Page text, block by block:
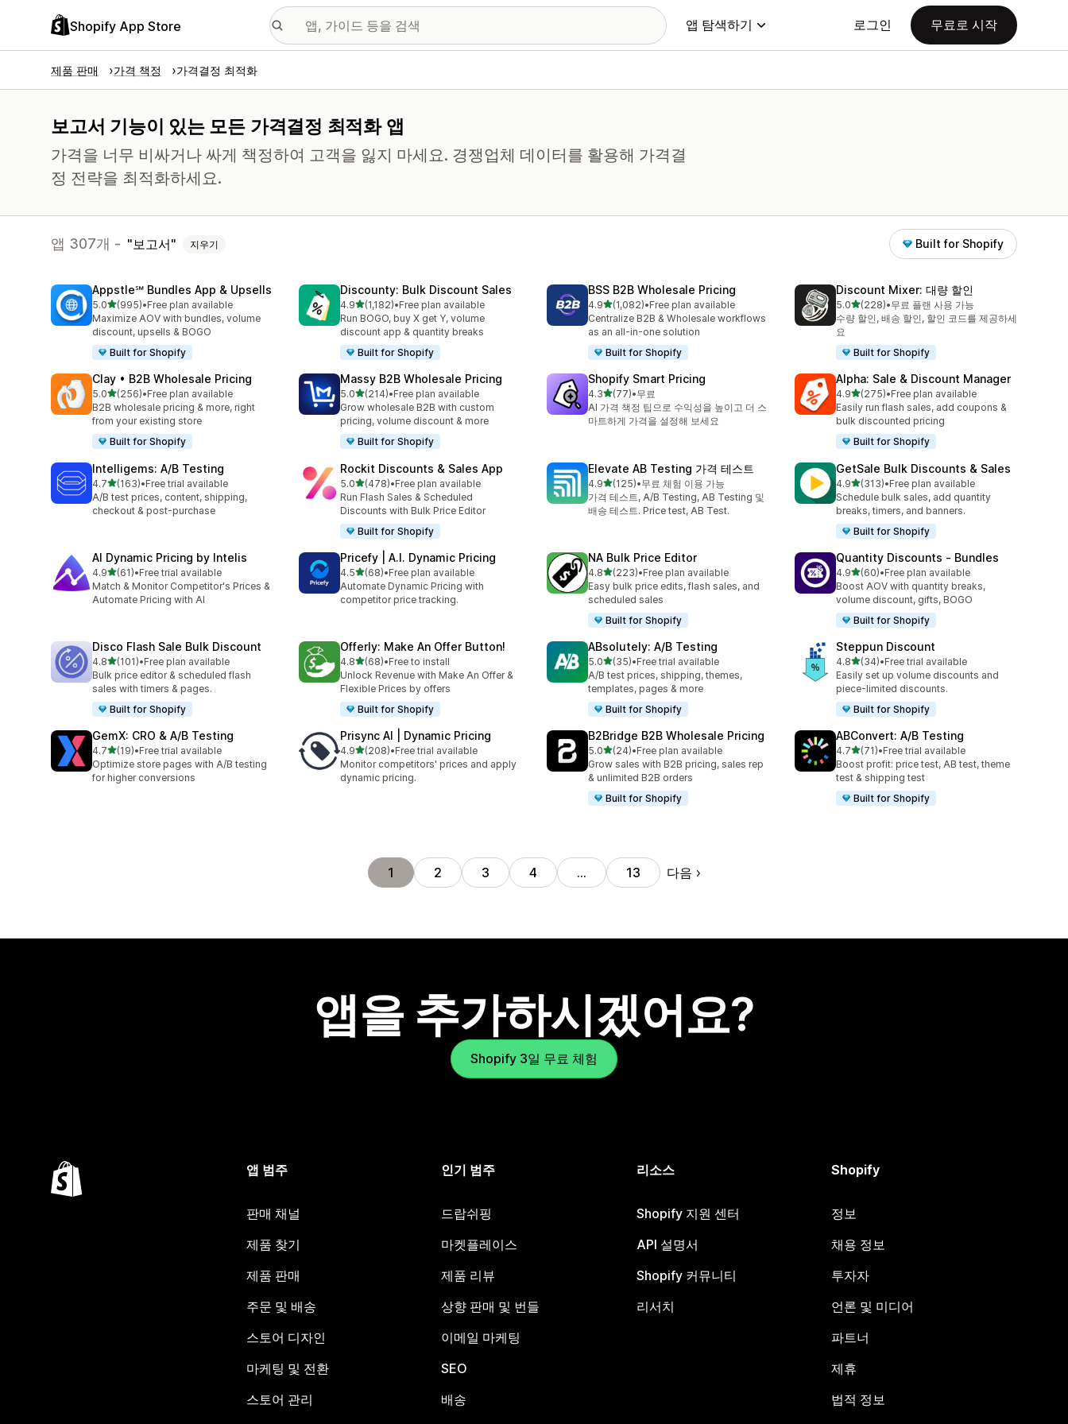
Shopify App Store 앱 탐색하기 로그인 무료로 시작
제품 판매 가격 책정 가격결정 최적화
보고서 기능이 있는 모든 가격결정 최적화 앱
가격을 너무 비싸거나 싸게 책정하여 고객을 잃지 마세요. 경쟁업체 데이터를 활용해 가격결
정 전략을 최적화하세요.
앱 307개 - 보고서 지우기 Built for Shopify
Appstle℠ Bundles App & Upsells
5.0별 5개 중
(995)
총 리뷰 995개
•Free plan available
Maximize AOV with bundles, volume
discount, upsells & BOGO
Built for Shopify
Discounty: Bulk Discount Sales
4.9별 5개 중
(1,182)
총 리뷰 1182개
•Free plan available
Run BOGO, buy X get Y, volume
discount app & quantity breaks
Built for Shopify
BSS B2B Wholesale Pricing
4.9별 5개 중
(1,082)
총 리뷰 1082개
•Free plan available
Centralize B2B & Wholesale workflows
as an all-in-one solution
Built for Shopify
Discount Mixer: 대량 할인
5.0별 5개 중
(228)
총 리뷰 228개
•무료 플랜 사용 가능
수량 할인, 배송 할인, 할인 코드를 제공하세
요
Built for Shopify
Clay • B2B Wholesale Pricing
5.0별 5개 중
(256)
총 리뷰 256개
•Free plan available
B2B wholesale pricing & more, right
from your existing store
Built for Shopify
Massy B2B Wholesale Pricing
5.0별 5개 중
(214)
총 리뷰 214개
•Free plan available
Grow wholesale B2B with custom
pricing, volume discount & more
Built for Shopify
Shopify Smart Pricing
4.3별 5개 중
(77)
총 리뷰 77개
•무료
AI 가격 책정 팁으로 수익성을 높이고 더 스
마트하게 가격을 설정해 보세요
Alpha: Sale & Discount Manager
4.9별 5개 중
(275)
총 리뷰 275개
•Free plan available
Easily run flash sales, add coupons &
bulk discounted pricing
Built for Shopify
Intelligems: A/B Testing
4.7별 5개 중
(163)
총 리뷰 163개
•Free trial available
A/B test prices, content, shipping,
checkout & post-purchase
Rockit Discounts & Sales App
5.0별 5개 중
(478)
총 리뷰 478개
•Free plan available
Run Flash Sales & Scheduled
Discounts with Bulk Price Editor
Built for Shopify
Elevate AB Testing 가격 테스트
4.9별 5개 중
(125)
총 리뷰 125개
•무료 체험 이용 가능
가격 테스트, A/B Testing, AB Testing 및
배송 테스트. Price test, AB Test.
GetSale Bulk Discounts & Sales
4.9별 5개 중
(313)
총 리뷰 313개
•Free plan available
Schedule bulk sales, add quantity
breaks, timers, and banners.
Built for Shopify
AI Dynamic Pricing by Intelis
4.9별 5개 중
(61)
총 리뷰 61개
•Free trial available
Match & Monitor Competitor's Prices &
Automate Pricing with AI
Pricefy | A.I. Dynamic Pricing
4.5별 5개 중
(68)
총 리뷰 68개
•Free plan available
Automate Dynamic Pricing with
competitor price tracking.
NA Bulk Price Editor
4.8별 5개 중
(223)
총 리뷰 223개
•Free plan available
Easy bulk price edits, flash sales, and
scheduled sales
Built for Shopify
Quantity Discounts ‑ Bundles
4.9별 5개 중
(60)
총 리뷰 60개
•Free plan available
Boost AOV with quantity breaks,
volume discount, gifts, BOGO
Built for Shopify
Disco Flash Sale Bulk Discount
4.8별 5개 중
(101)
총 리뷰 101개
•Free plan available
Bulk price editor & scheduled flash
sales with timers & pages.
Built for Shopify
Offerly: Make An Offer Button!
4.8별 5개 중
(68)
총 리뷰 68개
•Free to install
Unlock Revenue with Make An Offer &
Flexible Prices by offers
Built for Shopify
ABsolutely: A/B Testing
5.0별 5개 중
(35)
총 리뷰 35개
•Free trial available
A/B test prices, shipping, themes,
templates, pages & more
Built for Shopify
Steppun Discount
4.8별 5개 중
(34)
총 리뷰 34개
•Free trial available
Easily set up volume discounts and
piece-limited discounts.
Built for Shopify
GemX: CRO & A/B Testing
4.7별 5개 중
(19)
총 리뷰 19개
•Free trial available
Optimize store pages with A/B testing
for higher conversions
Prisync AI | Dynamic Pricing
4.9별 5개 중
(208)
총 리뷰 208개
•Free trial available
Monitor competitors' prices and apply
dynamic pricing.
B2Bridge B2B Wholesale Pricing
5.0별 5개 중
(24)
총 리뷰 24개
•Free plan available
Grow sales with B2B pricing, sales rep
& unlimited B2B orders
Built for Shopify
ABConvert: A/B Testing
4.7별 5개 중
(71)
총 리뷰 71개
•Free trial available
Boost profit: price test, AB test, theme
test & shipping test
Built for Shopify
1 2 3 4 … 13 다음
앱을 추가하시겠어요?
Shopify 3일 무료 체험
앱 범주
판매 채널
제품 찾기
제품 판매
주문 및 배송
스토어 디자인
마케팅 및 전환
스토어 관리
인기 범주
드랍쉬핑
마켓플레이스
제품 리뷰
상향 판매 및 번들
이메일 마케팅
SEO
배송
리소스
Shopify 지원 센터
API 설명서
Shopify 커뮤니티
리서치
Shopify
정보
채용 정보
투자자
언론 및 미디어
파트너
제휴
법적 정보